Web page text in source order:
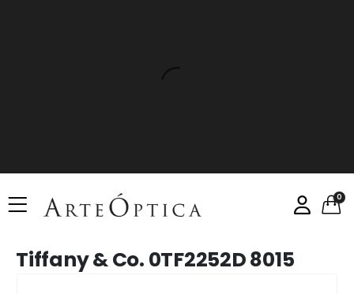
0
Tiffany & Co. 0TF2252D 8015